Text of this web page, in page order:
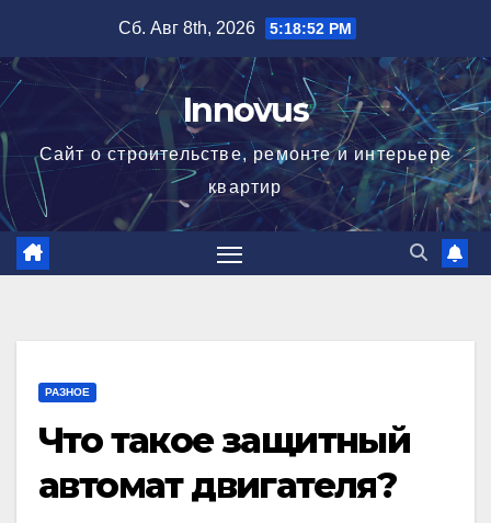
содержимому
Сб. Авг 8th, 2026 5:18:53 PM
Innovus
Сайт о строительстве, ремонте и интерьере
квартир
РАЗНОЕ
Что такое защитный
автомат двигателя?